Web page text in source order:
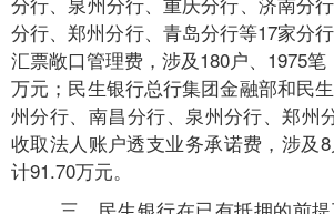
分行、郑州分行、青岛分行等17家分
汇票敞口管理费，涉及180户、1975
万元；民生银行总行集团金融部和民
州分行、南昌分行、泉州分行、郑州
收取法人账户透支业务承诺费，涉及
计91.70万元。